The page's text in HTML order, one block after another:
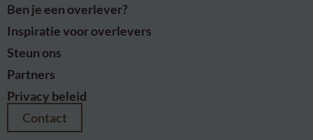
Ben je een overlever?
Inspiratie voor overlevers
Steun ons
Partners
Privacy beleid
Contact